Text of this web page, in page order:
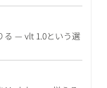
る — vlt 1.0という選